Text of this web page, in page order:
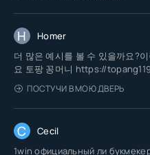
H Homer
더 많은 예시를 볼 수 있을까요?
요 토팡 꽁머니 https://
ПОСТУЧИ В МОЮ ДВЕРЬ
C Cecil
1win официальный ли